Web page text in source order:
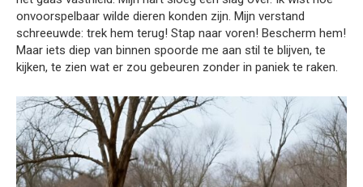
onvoorspelbaar wilde dieren konden zijn. Mijn verstand
schreeuwde: trek hem terug! Stap naar voren! Bescherm hem!
Maar iets diep van binnen spoorde me aan stil te blijven, te
kijken, te zien wat er zou gebeuren zonder in paniek te raken.